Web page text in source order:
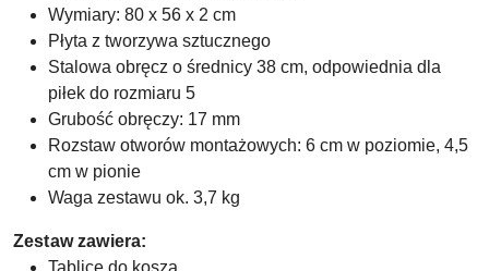
Wymiary: 80 x 56 x 2 cm
Płyta z tworzywa sztucznego
Stalowa obręcz o średnicy 38 cm, odpowiednia dla
piłek do rozmiaru 5
Grubość obręczy: 17 mm
Rozstaw otworów montażowych: 6 cm w poziomie, 4,5
cm w pionie
Waga zestawu ok. 3,7 kg
Zestaw zawiera: